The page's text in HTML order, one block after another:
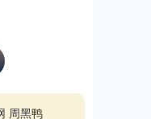
周黑鸭